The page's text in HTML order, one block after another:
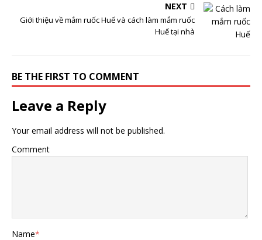
NEXT
Giới thiệu về mắm ruốc Huế và cách làm mắm ruốc
Huế tại nhà
BE THE FIRST TO COMMENT
Leave a Reply
Your email address will not be published.
Comment
Name*